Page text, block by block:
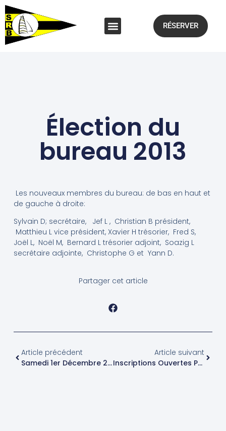
RÉSERVER
Élection du
bureau 2013
Les nouveaux membres du bureau: de bas en haut et
de gauche à droite:
Sylvain D; secrétaire, Jef L , Christian B président,
Matthieu L vice président, Xavier H trésorier, Fred S,
Joël L, Noël M, Bernard L trésorier adjoint, Soazig L
secrétaire adjointe, Christophe G et Yann D.
Partager cet article
Article précédent
Samedi 1er Décembre 2012 : Annulation De La Course De Ligue Sur La Plage
Article suivant
Inscriptions Ouvertes Pour La Voile Loisir, Session Printemps 2013